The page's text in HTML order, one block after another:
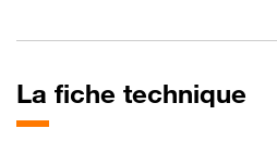
La fiche technique